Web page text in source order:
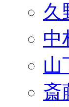
久
中
山
斎